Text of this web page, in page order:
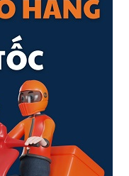
thể đàm thoại 2 chiều